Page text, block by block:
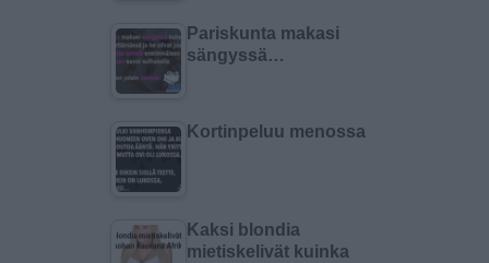
Pariskunta makasi
sängyssä…
Kortinpeluu menossa
Kaksi blondia
mietiskelivät kuinka